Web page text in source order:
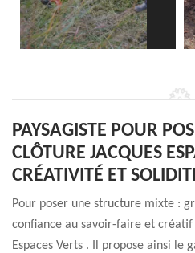
PAYSAGISTE POUR
CLÔTURE JACQUES
CRÉATIVITÉ ET
Pour poser une structure mixte :
confiance au savoir-faire et créatif
Espaces Verts . Il propose ainsi le